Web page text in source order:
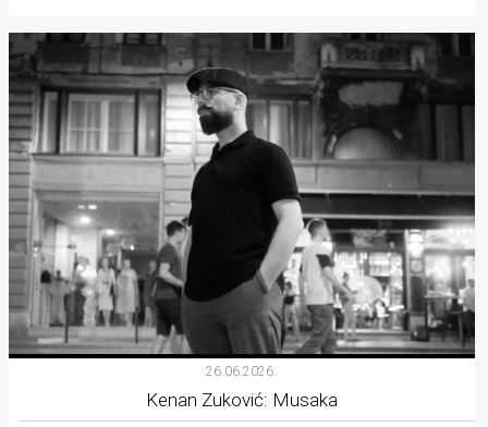
26.06.2026.
Kenan Zuković: Musaka